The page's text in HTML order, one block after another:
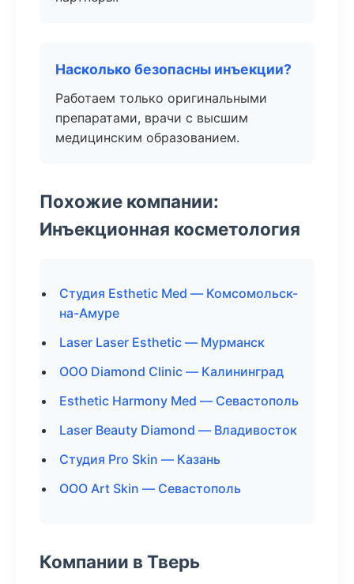
Насколько безопасны инъекции?
Работаем только оригинальными
препаратами, врачи с высшим
медицинским образованием.
Похожие компании:
Инъекционная косметология
Студия Esthetic Med — Комсомольск-
на-Амуре
Laser Laser Esthetic — Мурманск
ООО Diamond Clinic — Калининград
Esthetic Harmony Med — Севастополь
Laser Beauty Diamond — Владивосток
Студия Pro Skin — Казань
ООО Art Skin — Севастополь
Компании в Тверь